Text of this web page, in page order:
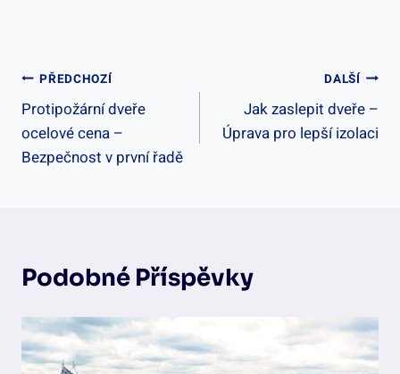
Navigace
Pro
Příspěvek
PŘEDCHOZÍ
Protipožární dveře
ocelové cena –
Bezpečnost v první řadě
DALŠÍ
Jak zaslepit dveře –
Úprava pro lepší izolaci
Podobné Příspěvky